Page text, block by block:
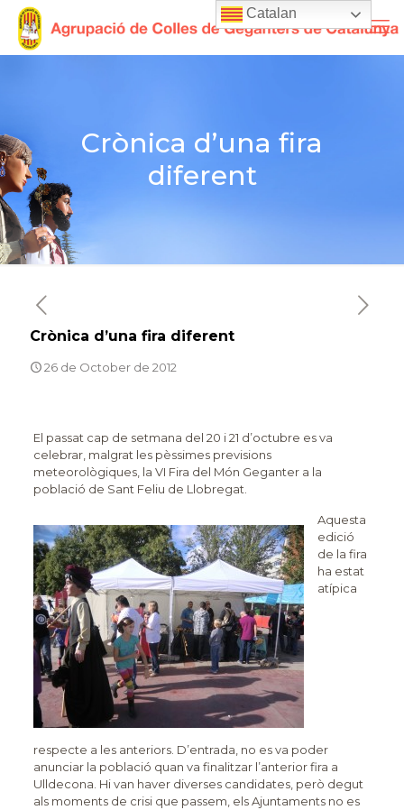
Crònica d’una fira
diferent
Crònica d’una fira diferent
26 de October de 2012
El passat cap de setmana del 20 i 21 d’octubre es va
celebrar, malgrat les pèssimes previsions
meteorològiques, la VI Fira del Món Geganter a la
població de Sant Feliu de Llobregat.
Aquesta
edició
de la fira
ha estat
atípica
respecte a les anteriors. D’entrada, no es va poder
anunciar la població quan va finalitzar l’anterior fira a
Ulldecona. Hi van haver diverses candidates, però degut
als moments de crisi que passem, els Ajuntaments no es
Catalan